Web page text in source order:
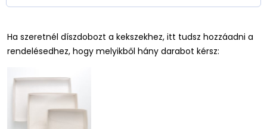
Ha szeretnél díszdobozt a kekszekhez, itt tudsz hozzáadni a
rendelésedhez, hogy melyikből hány darabot kérsz: